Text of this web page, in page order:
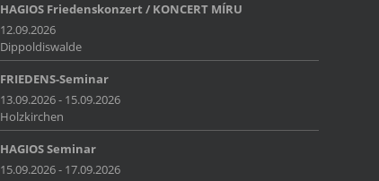
HAGIOS Friedenskonzert / KONCERT MÍRU
12.09.2026
Dippoldiswalde
FRIEDENS-Seminar
13.09.2026 - 15.09.2026
Holzkirchen
HAGIOS Seminar
15.09.2026 - 17.09.2026